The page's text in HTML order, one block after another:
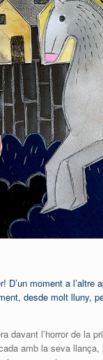
moment a l’altre
desde molt lluny,
l’horror de la
amb la seva